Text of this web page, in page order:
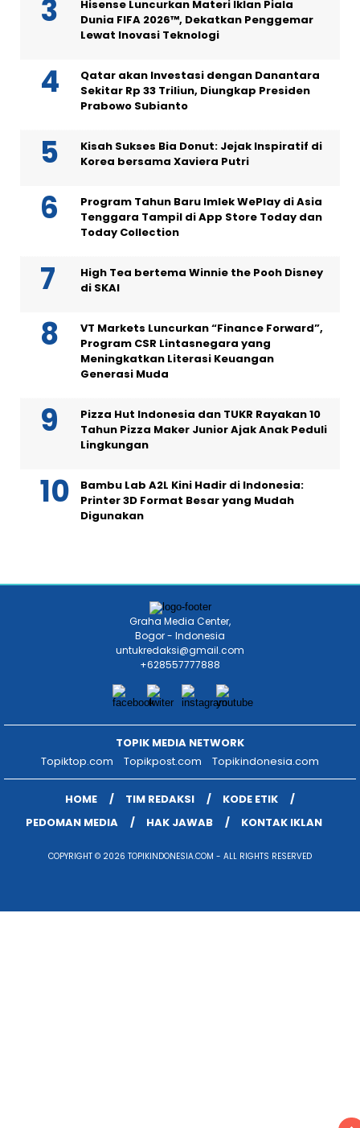
Hisense Luncurkan Materi Iklan Piala
Dunia FIFA 2026™, Dekatkan Penggemar
Lewat Inovasi Teknologi
Qatar akan Investasi dengan Danantara
Sekitar Rp 33 Triliun, Diungkap Presiden
Prabowo Subianto
Kisah Sukses Bia Donut: Jejak Inspiratif di
Korea bersama Xaviera Putri
Program Tahun Baru Imlek WePlay di Asia
Tenggara Tampil di App Store Today dan
Today Collection
High Tea bertema Winnie the Pooh Disney
di SKAI
VT Markets Luncurkan “Finance Forward”,
Program CSR Lintasnegara yang
Meningkatkan Literasi Keuangan
Generasi Muda
Pizza Hut Indonesia dan TUKR Rayakan 10
Tahun Pizza Maker Junior Ajak Anak Peduli
Lingkungan
Bambu Lab A2L Kini Hadir di Indonesia:
Printer 3D Format Besar yang Mudah
Digunakan
Graha Media Center,
Bogor - Indonesia
untukredaksi@gmail.com
+628557777888
TOPIK MEDIA NETWORK
Topiktop.com
Topikpost.com Topikindonesia.com
HOME TIM REDAKSI
KODE ETIK
PEDOMAN MEDIA
HAK JAWAB KONTAK IKLAN
COPYRIGHT © 2026 TOPIKINDONESIA.COM - ALL RIGHTS RESERVED